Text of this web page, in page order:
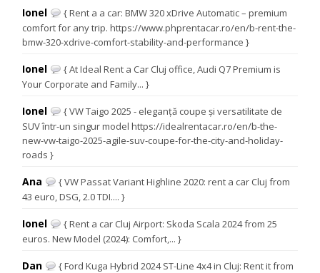
Ionel
{ Rent a a car: BMW 320 xDrive Automatic – premium
comfort for any trip. https://www.phprentacar.ro/en/b-rent-the-
bmw-320-xdrive-comfort-stability-and-performance }
Ionel
{ At Ideal Rent a Car Cluj office, Audi Q7 Premium is
Your Corporate and Family... }
Ionel
{ VW Taigo 2025 - eleganță coupe și versatilitate de
SUV într-un singur model https://idealrentacar.ro/en/b-the-
new-vw-taigo-2025-agile-suv-coupe-for-the-city-and-holiday-
roads }
Ana
{ VW Passat Variant Highline 2020: rent a car Cluj from
43 euro, DSG, 2.0 TDI.... }
Ionel
{ Rent a car Cluj Airport: Skoda Scala 2024 from 25
euros. New Model (2024): Comfort,... }
Dan
{ Ford Kuga Hybrid 2024 ST-Line 4x4 in Cluj: Rent it from